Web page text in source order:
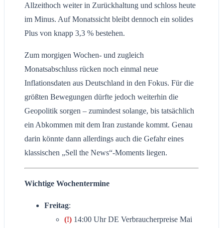
Allzeithoch weiter in Zurückhaltung und schloss heute
im Minus. Auf Monatssicht bleibt dennoch ein solides
Plus von knapp 3,3 % bestehen.
Zum morgigen Wochen- und zugleich
Monatsabschluss rücken noch einmal neue
Inflationsdaten aus Deutschland in den Fokus. Für die
größten Bewegungen dürfte jedoch weiterhin die
Geopolitik sorgen – zumindest solange, bis tatsächlich
ein Abkommen mit dem Iran zustande kommt. Genau
darin könnte dann allerdings auch die Gefahr eines
klassischen „Sell the News“-Moments liegen.
Wichtige Wochentermine
Freitag:
(!) 14:00 Uhr DE Verbraucherpreise Mai